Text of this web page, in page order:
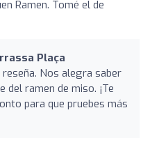
Ramen. Tomé el de
Plaça
Nos alegra saber
del ramen de miso. ¡Te
para que pruebes más